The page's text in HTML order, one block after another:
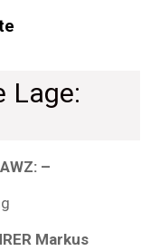
Lage:
–
Markus